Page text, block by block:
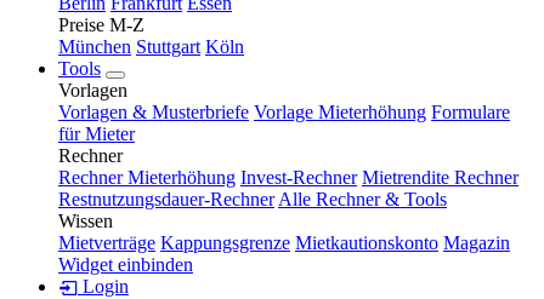
Preise M-Z
München Stuttgart Köln
Tools
Vorlagen
Vorlagen & Musterbriefe Vorlage Mieterhöhung Formulare
für Mieter
Rechner
Rechner Mieterhöhung Invest-Rechner Mietrendite Rechner
Restnutzungsdauer-Rechner Alle Rechner & Tools
Wissen
Mietverträge Kappungsgrenze Mietkautionskonto Magazin
Widget einbinden
Login